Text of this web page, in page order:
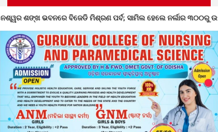
ସାମିଲ ହେଲେ ନର୍ଲାର ୩୦୦ରୁ ଉର୍ଦ୍ଧ୍ୱ କର୍ମୀ ସେମିଲିଗୁଡ଼ା